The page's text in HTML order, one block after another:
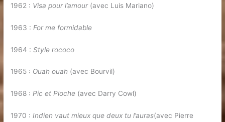
1962 : Visa pour l’amour(avec Luis Mariano)
1963 : For me formidable
1964 :Style rococo
1965 : Ouah ouah (avec Bourvil)
1968 :Pic et Pioche (avec Darry Cowl)
1970 : Indien vaut mieux que deux tu l’auras(avec Pierre